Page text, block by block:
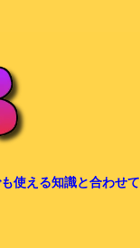
使える知識と合わせて